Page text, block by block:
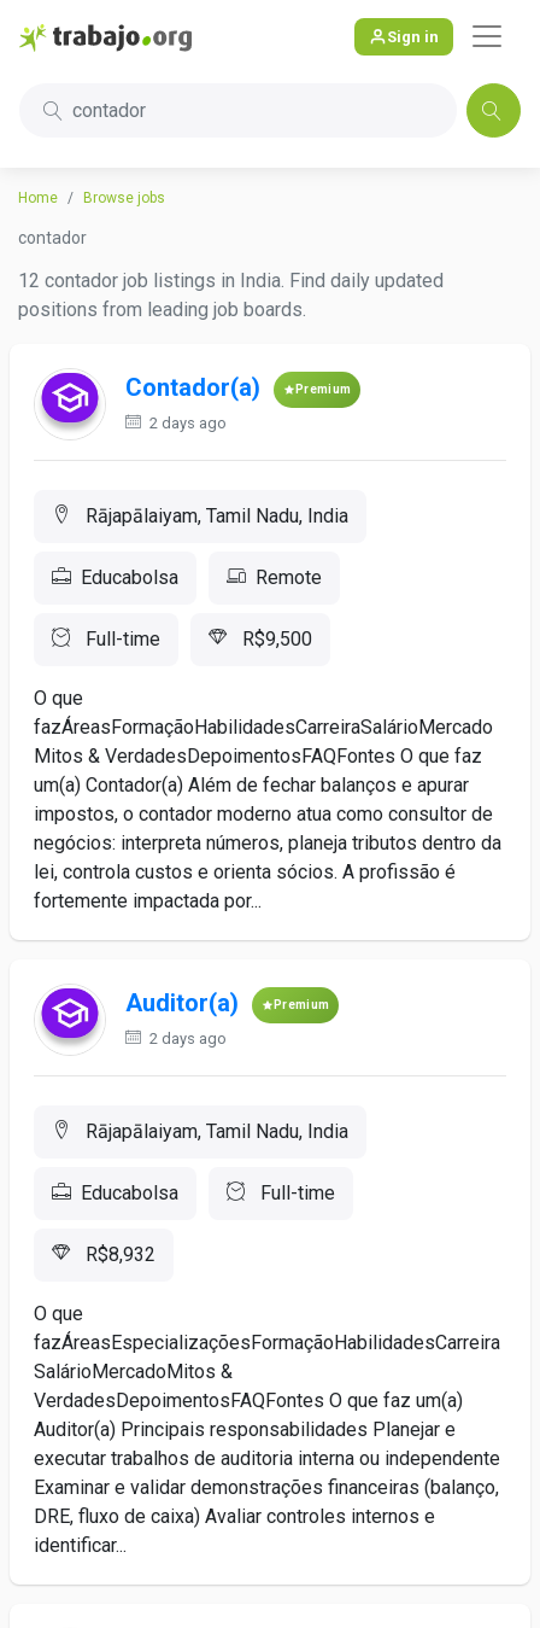
Sign in
contador
Home Browse jobs
contador
12 contador job listings in India. Find daily updated
positions from leading job boards.
Contador(a) Premium
2 days ago
Rājapālaiyam, Tamil Nadu, India
Educabolsa Remote
Full-time R$9,500
O que
fazÁreasFormaçãoHabilidadesCarreiraSalárioMercado
Mitos & VerdadesDepoimentosFAQFontes O que faz
um(a) Contador(a) Além de fechar balanços e apurar
impostos, o contador moderno atua como consultor de
negócios: interpreta números, planeja tributos dentro da
lei, controla custos e orienta sócios. A profissão é
fortemente impactada por...
Auditor(a) Premium
2 days ago
Rājapālaiyam, Tamil Nadu, India
Educabolsa Full-time
R$8,932
O que
fazÁreasEspecializaçõesFormaçãoHabilidadesCarreira
SalárioMercadoMitos &
VerdadesDepoimentosFAQFontes O que faz um(a)
Auditor(a) Principais responsabilidades Planejar e
executar trabalhos de auditoria interna ou independente
Examinar e validar demonstrações financeiras (balanço,
DRE, fluxo de caixa) Avaliar controles internos e
identificar...